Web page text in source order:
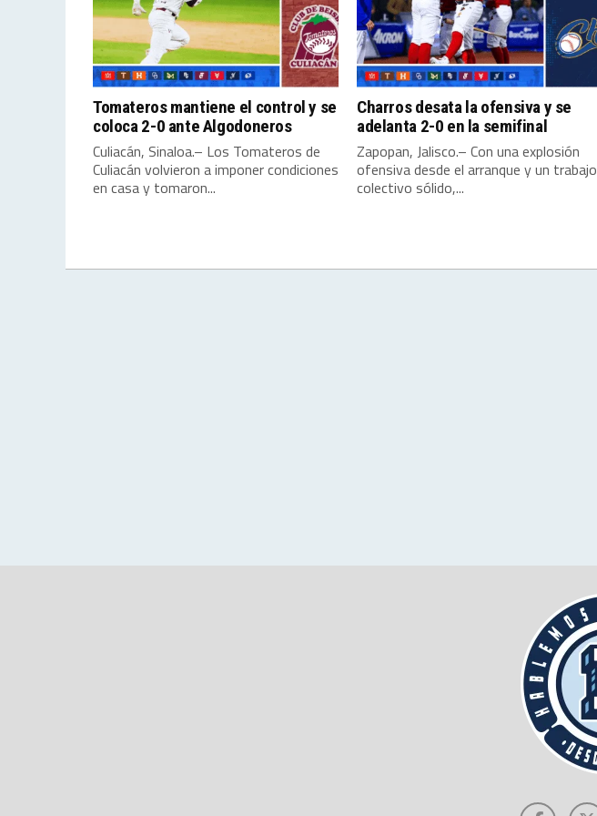
Tomateros mantiene el control y se
coloca 2-0 ante Algodoneros
Culiacán, Sinaloa.– Los Tomateros de
Culiacán volvieron a imponer condiciones
en casa y tomaron...
Charros desata la ofensiva y se
adelanta 2-0 en la semifinal
Zapopan, Jalisco.– Con una explosión
ofensiva desde el arranque y un trabajo
colectivo sólido,...